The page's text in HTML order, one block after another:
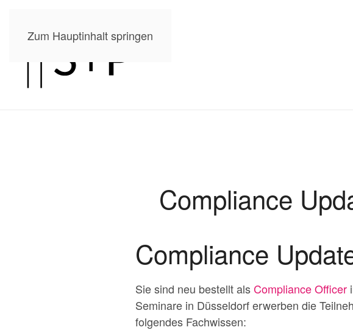
Zum Hauptinhalt springen
Compliance
Compliance
Sie sind neu bestellt als Compliance Officer
Seminare in Düsseldorf erwerben die
folgendes Fachwissen: